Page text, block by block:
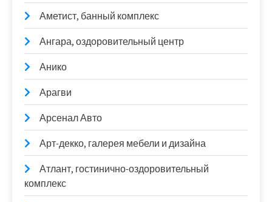
Аметист, банный комплекс
Ангара, оздоровительный центр
Анико
Арагви
Арсенал Авто
Арт-декко, галерея мебели и дизайна
Атлант, гостинично-оздоровительный
комплекс